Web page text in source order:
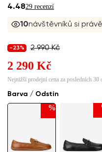
4.4829 recenzí
10návštěvníků si
Barva / Odstín
%
-23% 2 990 Kč
2 290 Kč
Nejnižší prodejní cena za posledních 30